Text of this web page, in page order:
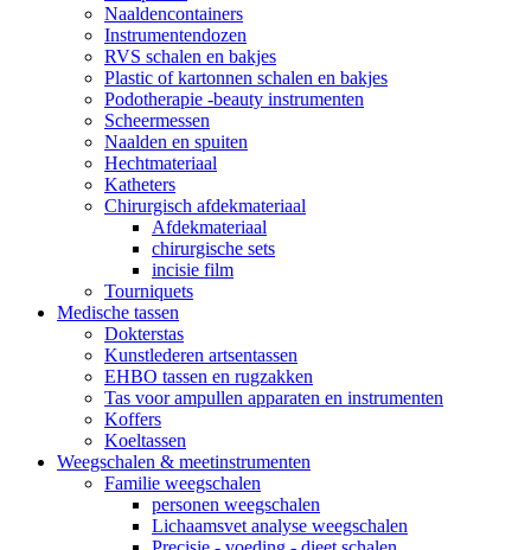
Naaldencontainers
Instrumentendozen
RVS schalen en bakjes
Plastic of kartonnen schalen en bakjes
Podotherapie -beauty instrumenten
Scheermessen
Naalden en spuiten
Hechtmateriaal
Katheters
Chirurgisch afdekmateriaal
Afdekmateriaal
chirurgische sets
incisie film
Tourniquets
Medische tassen
Dokterstas
Kunstlederen artsentassen
EHBO tassen en rugzakken
Tas voor ampullen apparaten en instrumenten
Koffers
Koeltassen
Weegschalen & meetinstrumenten
Familie weegschalen
personen weegschalen
Lichaamsvet analyse weegschalen